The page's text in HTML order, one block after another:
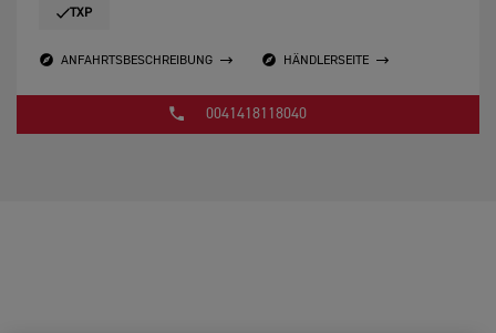
TXP
ANFAHRTSBESCHREIBUNG HÄNDLERSEITE
0041418118040